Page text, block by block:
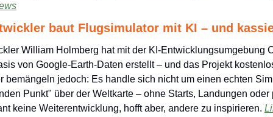
baut Flugsimulator mit KI – und
William Holmberg hat mit der KI-Entwicklungsumgebung
von Google-Earth-Daten erstellt – und das Projekt
bemängeln jedoch: Es handle sich nicht um einen echten
Punkt" über der Weltkarte – ohne Starts, Landungen
keine Weiterentwicklung, hofft aber, andere zu inspirieren.